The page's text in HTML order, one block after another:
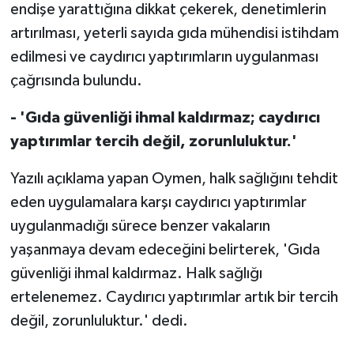
endişe yarattığına dikkat çekerek, denetimlerin
artırılması, yeterli sayıda gıda mühendisi istihdam
edilmesi ve caydırıcı yaptırımların uygulanması
çağrısında bulundu.
- 'Gıda güvenliği ihmal kaldırmaz; caydırıcı
yaptırımlar tercih değil, zorunluluktur.'
Yazılı açıklama yapan Oymen, halk sağlığını tehdit
eden uygulamalara karşı caydırıcı yaptırımlar
uygulanmadığı sürece benzer vakaların
yaşanmaya devam edeceğini belirterek, 'Gıda
güvenliği ihmal kaldırmaz. Halk sağlığı
ertelenemez. Caydırıcı yaptırımlar artık bir tercih
değil, zorunluluktur.' dedi.
MAGAZİN
Nöbetçi Eczaneler
SAĞLIK
SİYASET
SPOR
TATLISU
TEKNOLOJİ